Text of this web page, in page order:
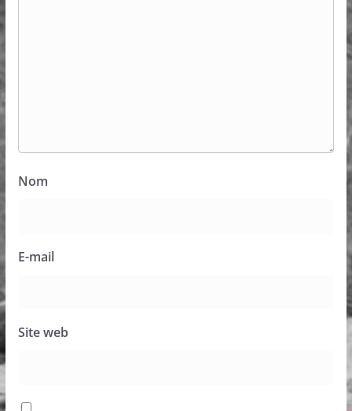
Nom
E-mail
Site web